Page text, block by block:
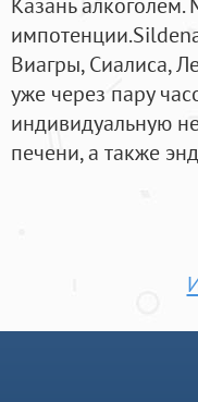
Виагры, Сиалиса,
уже через пару
индивидуальную
печени, а также